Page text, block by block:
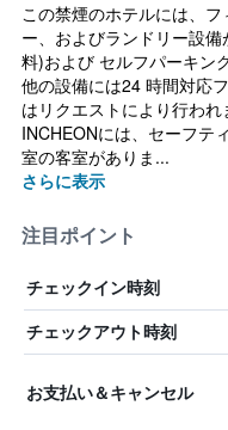
この禁煙のホテルには、
ー、およびランドリー設
料)および セルフパーキン
他の設備には24 時間対応
はリクエストにより行わ
INCHEONには、セーフテ
室の客室がありま...
さらに表示
注目ポイント
チェックイン時刻
チェックアウト時刻
お支払い＆キャンセル